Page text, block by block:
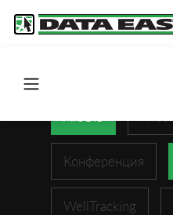
Конференция
WellTracking